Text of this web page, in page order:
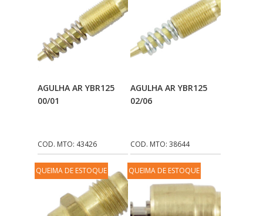
Adicionar Ao
AGULHA AR YBR125
00/01
COD. MTO: 43426
Adicionar Ao
AGULHA AR YBR125
02/06
COD. MTO: 38644
QUEIMA DE ESTOQUE QUEIMA DE ESTOQUE